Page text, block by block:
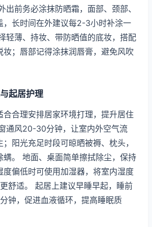
出前务必涂抹防晒霜，面部、颈部、
，长时间在外建议每2-3小时补涂一
轻薄、持妆、带防晒值的底妆，搭配
妆；唇部记得涂抹润唇膏，避免风吹
起居护理
合合理安排居家环境打理，提升居住
通风20-30分钟，让室内外空气流
阳光充足时段可晾晒被褥、枕头，
螨。 地面、桌面简单擦拭除尘，保持
度偏低时可使用加湿器，将室内湿度
舒适。 起居上建议早睡早起，睡前
钟，促进血液循环，提高睡眠质